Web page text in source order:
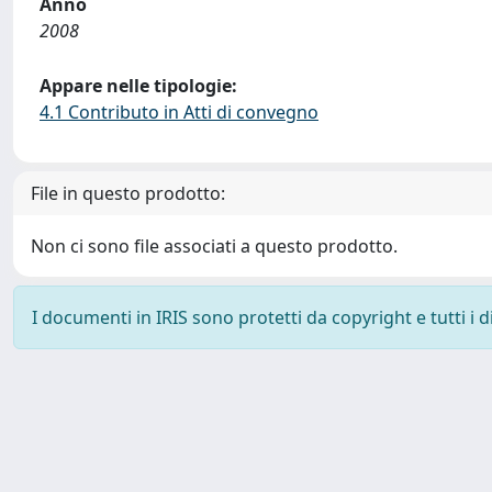
2008
Appare nelle tipologie:
4.1 Contributo in Atti di convegno
File in questo prodotto:
Non ci sono file associati a questo prodotto.
I documenti in IRIS sono protetti da copyright e tutti i